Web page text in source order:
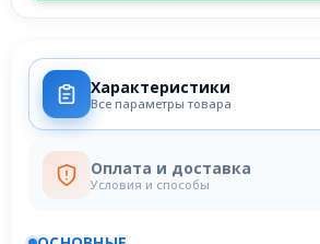
Характеристики
Все параметры товара
Оплата и доставка
Условия и способы